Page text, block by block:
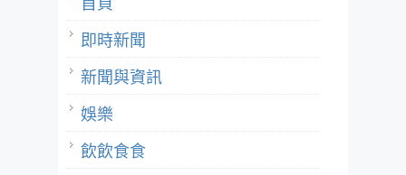
即時新聞
新聞與資訊
娛樂
飲飲食食